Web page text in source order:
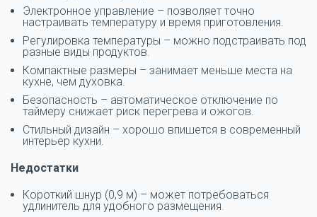
Электронное управление – позволяет точно
настраивать температуру и время приготовления.
Регулировка температуры – можно подстраивать под
разные виды продуктов.
Компактные размеры – занимает меньше места на
кухне, чем духовка.
Безопасность – автоматическое отключение по
таймеру снижает риск перегрева и ожогов.
Стильный дизайн – хорошо впишется в современный
интерьер кухни.
Недостатки
Короткий шнур (0,9 м) – может потребоваться
удлинитель для удобного размещения.